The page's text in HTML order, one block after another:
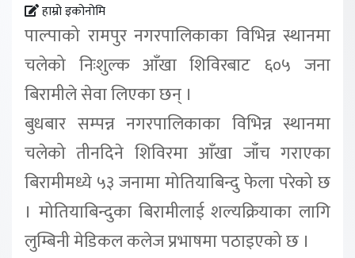
हाम्रो इकोनोमि
पाल्पाको रामपुर नगरपालिकाका विभिन्न स्थानमा
चलेको निःशुल्क आँखा शिविरबाट ६०५ जना
बिरामीले सेवा लिएका छन् ।
बुधबार सम्पन्न नगरपालिकाका विभिन्न स्थानमा
चलेको तीनदिने शिविरमा आँखा जाँच गराएका
बिरामीमध्ये ५३ जनामा मोतियाबिन्दु फेला परेको छ
। मोतियाबिन्दुका बिरामीलाई शल्यक्रियाका लागि
लुम्बिनी मेडिकल कलेज प्रभाषमा पठाइएको छ ।